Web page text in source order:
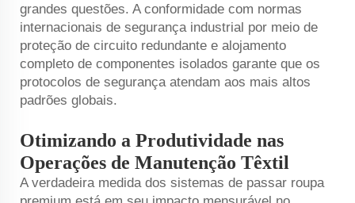
grandes questões. A conformidade com normas
internacionais de segurança industrial por meio de
proteção de circuito redundante e alojamento
completo de componentes isolados garante que os
protocolos de segurança atendam aos mais altos
padrões globais.
Otimizando a Produtividade nas
Operações de Manutenção Têxtil
A verdadeira medida dos sistemas de passar roupa